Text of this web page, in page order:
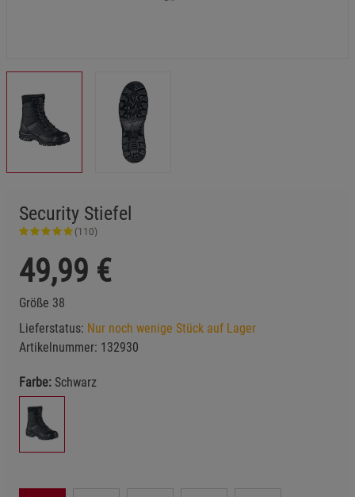
Security Stiefel
(110)
49,99 €
Größe 38
Lieferstatus: Nur noch wenige Stück auf Lager
Artikelnummer: 132930
Farbe: Schwarz